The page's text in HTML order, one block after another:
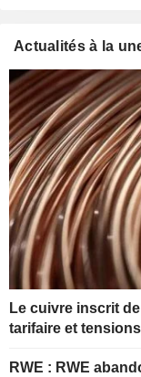
Actualités à la
Le cuivre inscrit
tarifaire et
RWE : RWE abandonne l'éolien offshore